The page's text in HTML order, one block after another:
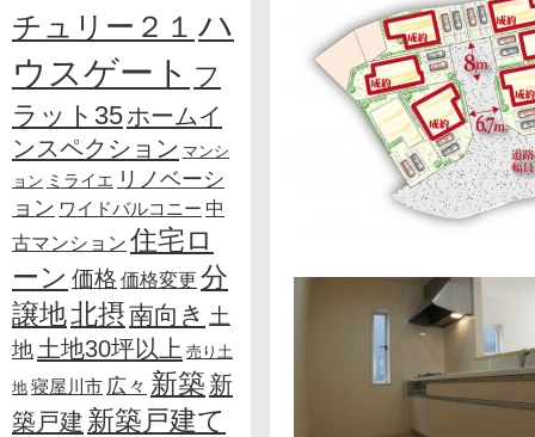
チュリー２１ ハ
ウスゲート フ
ラット35ホームイ
ンスペクション マンシ
ョン ミライエ リノベーシ
ョン ワイドバルコニー 中
古マンション 住宅ロ
ーン 価格 価格変更 分
譲地北摂南向き 土
地 土地30坪以上 売り土
地 寝屋川市 広々 新築 新
築戸建 新築戸建て